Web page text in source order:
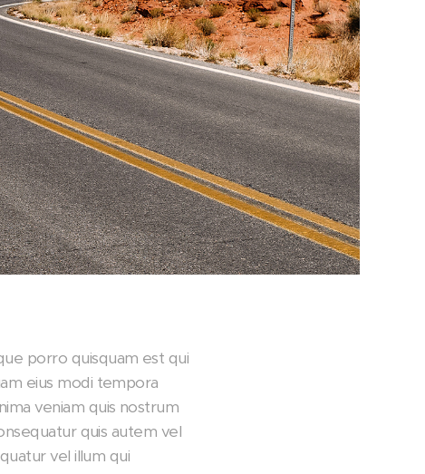
porro quisquam est qui
eius modi tempora
veniam quis nostrum
quis autem vel
vel illum qui